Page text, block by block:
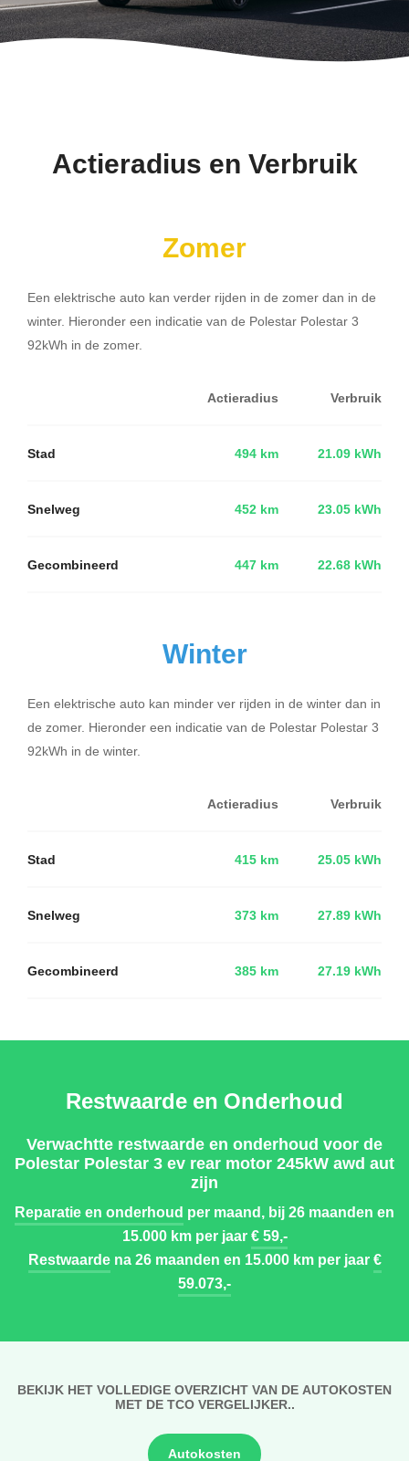
Actieradius en Verbruik
Zomer
Een elektrische auto kan verder rijden in de zomer dan in de
winter. Hieronder een indicatie van de Polestar Polestar 3
92kWh in de zomer.
Actieradius Verbruik
Stad 494 km 21.09 kWh
Snelweg 452 km 23.05 kWh
Gecombineerd 447 km 22.68 kWh
Winter
Een elektrische auto kan minder ver rijden in de winter dan in
de zomer. Hieronder een indicatie van de Polestar Polestar 3
92kWh in de winter.
Actieradius Verbruik
Stad 415 km 25.05 kWh
Snelweg 373 km 27.89 kWh
Gecombineerd 385 km 27.19 kWh
Restwaarde en Onderhoud
Verwachtte restwaarde en onderhoud voor de
Polestar Polestar 3 ev rear motor 245kW awd aut
zijn
Reparatie en onderhoud per maand, bij 26 maanden en
15.000 km per jaar€ 59,-
Restwaardena 26 maanden en 15.000 km per jaar€
59.073,-
BEKIJK HET VOLLEDIGE OVERZICHT VAN DE AUTOKOSTEN
MET DE TCO VERGELIJKER..
Autokosten